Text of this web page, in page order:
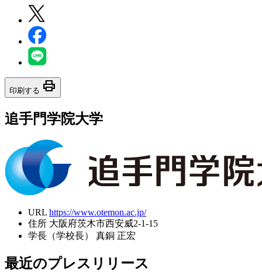
印刷する print
追手門学院大学
URL https://www.otemon.ac.jp/
住所 大阪府茨木市西安威2-1-15
学長（学校長）
真銅 正宏
最近のプレスリリース